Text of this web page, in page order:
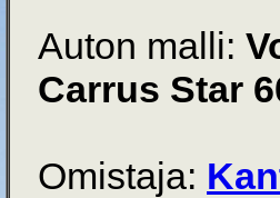
Auton malli:
Carrus Star
Omistaja: